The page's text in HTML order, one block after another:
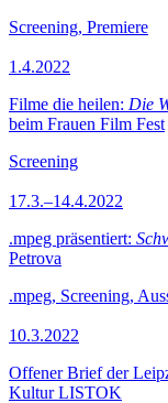
Screening, Premiere
1.4.2022
Filme die heilen: Die
beim Frauen Film Fest
Screening
17.3.–14.4.2022
.mpeg präsentiert:
Petrova
.mpeg, Screening,
10.3.2022
Offener Brief der
Kultur LISTOK